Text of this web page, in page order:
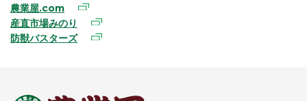
農業屋.com
産直市場みのり
防獣バスターズ